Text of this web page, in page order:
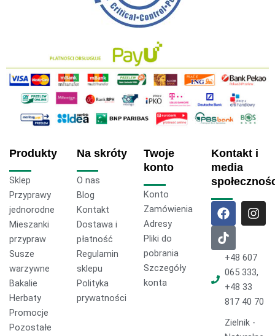
Produkty
Sklep
Przyprawy
jednorodne
Mieszanki
przypraw
Susze
warzywne
Bakalie
Herbaty
Promocje
Pozostałe
Na skróty
O nas
Blog
Kontakt
Dostawa i
płatność
Regulamin
sklepu
Polityka
prywatności
Twoje
konto
Konto
Zamówienia
Adresy
Pliki do
pobrania
Szczegóły
konta
Kontakt i
media
F
a
c
e
b
o
o
k
I
n
a
g
r
m
T
i
k
t
o
k
+48 607
065 333,
+48 33
817 40 70
Zielnik -